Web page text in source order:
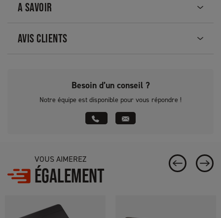
A SAVOIR
AVIS CLIENTS
Besoin d’un conseil ?
Notre équipe est disponible pour vous répondre !
VOUS AIMEREZ
ÉGALEMENT